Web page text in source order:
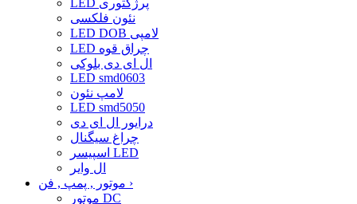
LED پرژکتوری
نئون فلکسی
LED DOB لامپی
LED چراق قوه
ال ای دی بلوکی
LED smd0603
لامپ نئون
LED smd5050
درایور ال ای دی
چراغ سیگنال
اسپیسر LED
ال وایر
›
موتور DC